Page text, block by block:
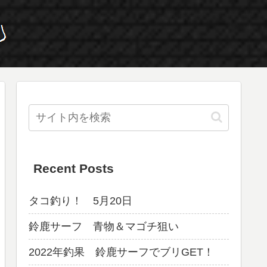
Recent Posts
タコ釣り！ 5月20日
鈴鹿サーフ 青物＆マゴチ狙い
2022年釣果 鈴鹿サーフでブリGET！